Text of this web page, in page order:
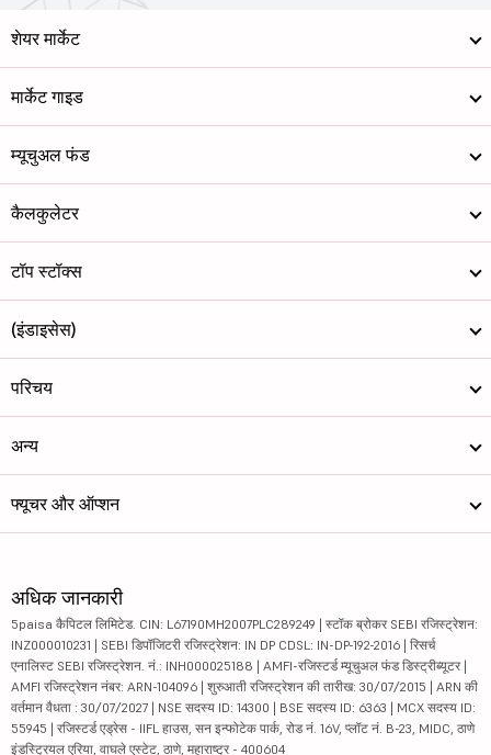
शेयर मार्केट
मार्केट गाइड
म्यूचुअल फंड
कैलकुलेटर
टॉप स्टॉक्स
(इंडाइसेस)
परिचय
अन्य
फ्यूचर और ऑप्शन
अधिक जानकारी
5paisa कैपिटल लिमिटेड. CIN: L67190MH2007PLC289249 | स्टॉक ब्रोकर SEBI रजिस्ट्रेशन:
INZ000010231 | SEBI डिपॉजिटरी रजिस्ट्रेशन: IN DP CDSL: IN-DP-192-2016 | रिसर्च
एनालिस्ट SEBI रजिस्ट्रेशन. नं.: INH000025188 | AMFI-रजिस्टर्ड म्यूचुअल फंड डिस्ट्रीब्यूटर |
AMFI रजिस्ट्रेशन नंबर: ARN-104096 | शुरुआती रजिस्ट्रेशन की तारीख: 30/07/2015 | ARN की
वर्तमान वैधता : 30/07/2027 | NSE सदस्य ID: 14300 | BSE सदस्य ID: 6363 | MCX सदस्य ID:
55945 | रजिस्टर्ड एड्रेस - IIFL हाउस, सन इन्फोटेक पार्क, रोड नं. 16V, प्लॉट नं. B-23, MIDC, ठाणे
इंडस्ट्रियल एरिया, वाघले एस्टेट, ठाणे, महाराष्ट्र - 400604